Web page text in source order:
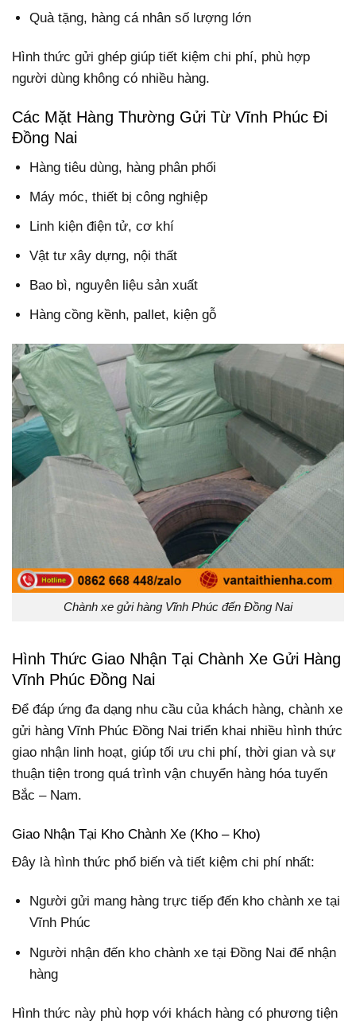
Quà tặng, hàng cá nhân số lượng lớn
Hình thức gửi ghép giúp tiết kiệm chi phí, phù hợp
người dùng không có nhiều hàng.
Các Mặt Hàng Thường Gửi Từ Vĩnh Phúc Đi
Đồng Nai
Hàng tiêu dùng, hàng phân phối
Máy móc, thiết bị công nghiệp
Linh kiện điện tử, cơ khí
Vật tư xây dựng, nội thất
Bao bì, nguyên liệu sản xuất
Hàng cồng kềnh, pallet, kiện gỗ
Chành xe gửi hàng Vĩnh Phúc đến Đồng Nai
Hình Thức Giao Nhận Tại Chành Xe Gửi Hàng
Vĩnh Phúc Đồng Nai
Để đáp ứng đa dạng nhu cầu của khách hàng, chành xe
gửi hàng Vĩnh Phúc Đồng Nai triển khai nhiều hình thức
giao nhận linh hoạt, giúp tối ưu chi phí, thời gian và sự
thuận tiện trong quá trình vận chuyển hàng hóa tuyến
Bắc – Nam.
Giao Nhận Tại Kho Chành Xe (Kho – Kho)
Đây là hình thức phổ biến và tiết kiệm chi phí nhất:
Người gửi mang hàng trực tiếp đến kho chành xe tại
Vĩnh Phúc
Người nhận đến kho chành xe tại Đồng Nai để nhận
hàng
Hình thức này phù hợp với khách hàng có phương tiện